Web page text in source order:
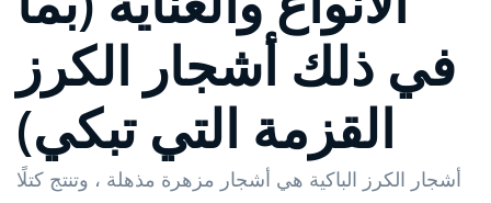
في ذلك أشجار الكرز
القزمة التي تبكي)
أشجار الكرز الباكية هي أشجار مزهرة مذهلة ، وتنتج كتلًا